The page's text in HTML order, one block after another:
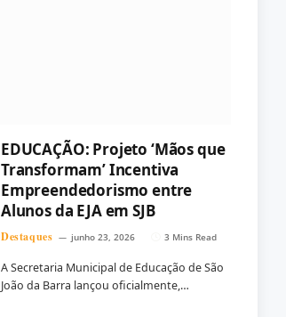
EDUCAÇÃO: Projeto ‘Mãos que
Transformam’ Incentiva
Empreendedorismo entre
Alunos da EJA em SJB
Destaques junho 23, 2026 3 Mins Read
A Secretaria Municipal de Educação de São
João da Barra lançou oficialmente,…